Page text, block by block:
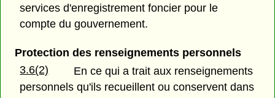
services d'enregistrement foncier pour le
compte du gouvernement.
Protection des renseignements personnels
3.6(2)
En ce qui a trait aux renseignements
personnels qu'ils recueillent ou conservent dans